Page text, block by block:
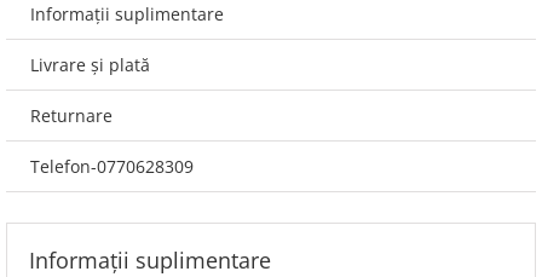
Informații suplimentare
Livrare și plată
Returnare
Telefon-0770628309
Informații suplimentare